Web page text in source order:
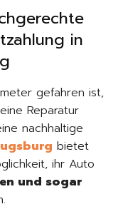
in
gefahren ist,
Reparatur
nachhaltige
bietet
ihr Auto
und sogar